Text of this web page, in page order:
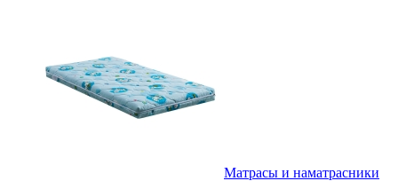
Матрасы и наматрасники